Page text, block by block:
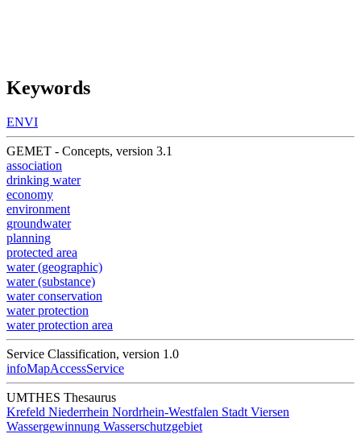
Keywords
ENVI
GEMET - Concepts, version 3.1
association
drinking water
economy
environment
groundwater
planning
protected area
water (geographic)
water (substance)
water conservation
water protection
water protection area
Service Classification, version 1.0
infoMapAccessService
UMTHES Thesaurus
Krefeld Niederrhein Nordrhein-Westfalen Stadt Viersen
Wassergewinnung Wasserschutzgebiet